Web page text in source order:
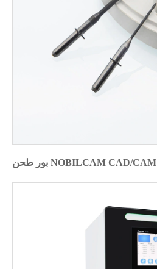
بور طحن NOBILCAM CAD/CAM